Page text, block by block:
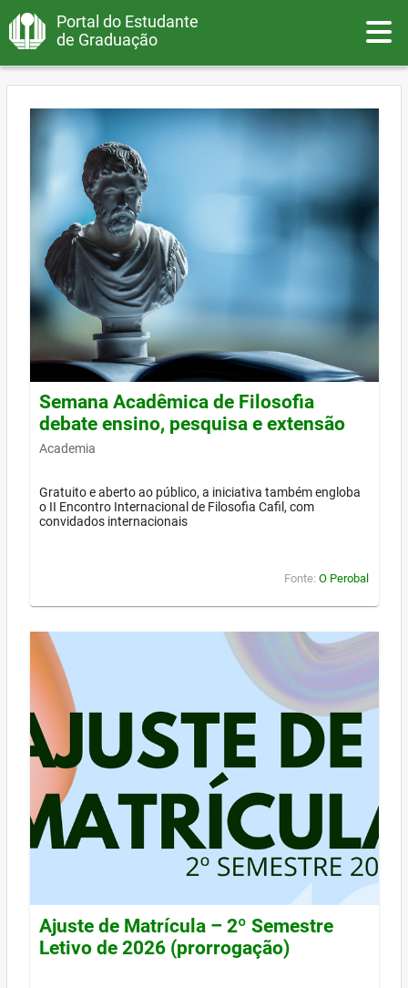
Portal do Estudante
de Graduação
Semana Acadêmica de Filosofia
debate ensino, pesquisa e extensão
Academia
Gratuito e aberto ao público, a iniciativa também engloba
o II Encontro Internacional de Filosofia Cafil, com
convidados internacionais
Fonte: O Perobal
Ajuste de Matrícula – 2º Semestre
Letivo de 2026 (prorrogação)